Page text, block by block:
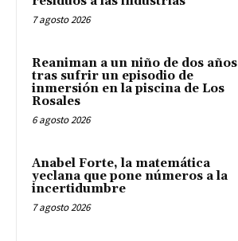
7 agosto 2026
Reaniman a un niño de dos años
tras sufrir un episodio de
inmersión en la piscina de Los
Rosales
6 agosto 2026
Anabel Forte, la matemática
yeclana que pone números a la
incertidumbre
7 agosto 2026